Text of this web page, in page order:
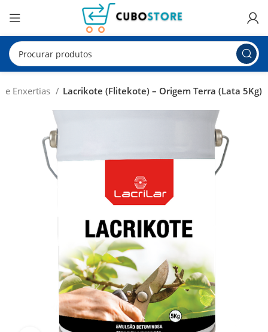
e Enxertias Lacrikote (Flitekote) – Origem Terra (Lata 5Kg)